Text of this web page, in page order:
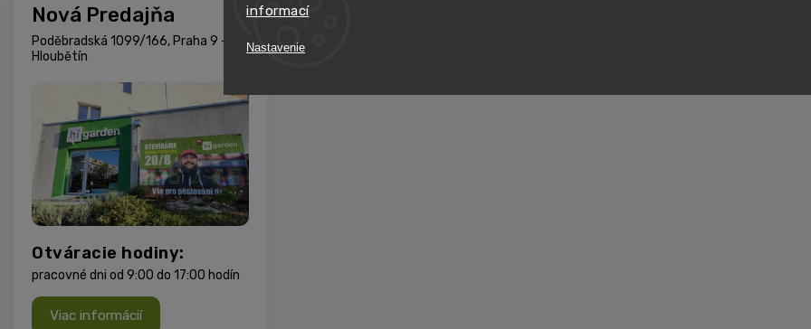
informací
Nastavenie
Nová Predajňa
Poděbradská 1099/166, Praha 9 -
Hloubětín
Otváracie hodiny:
pracovné dni od 9:00 do 17:00 hodín
Viac informácií